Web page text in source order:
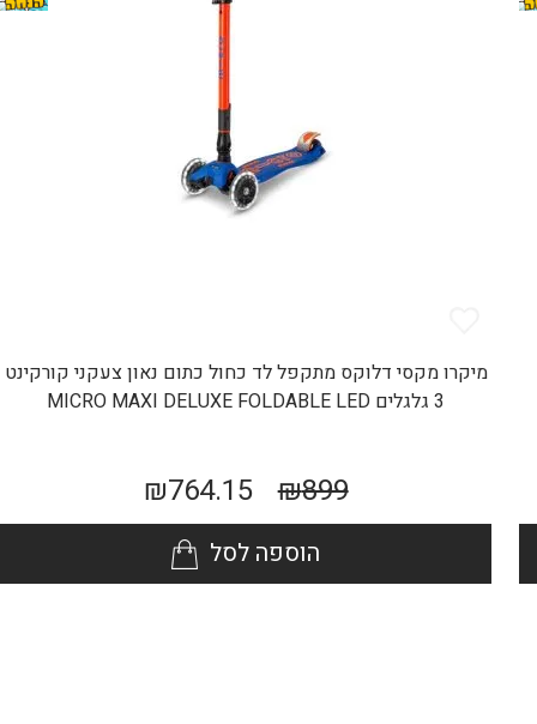
מיקרו מקסי דלוקס מתקפל לד כחול כתום נאון צעקני קורקינט
3 גלגלים MICRO MAXI DELUXE FOLDABLE LED
₪899
₪764.15
הוספה לסל